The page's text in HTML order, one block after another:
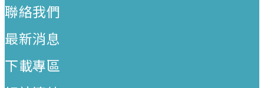
聯絡我們
最新消息
下載專區